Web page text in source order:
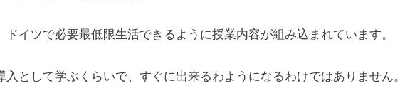
イツで必要最低限生活できるように授業内容が組み込まれています。
として学ぶくらいで、すぐに出来るわようになるわけではありません。